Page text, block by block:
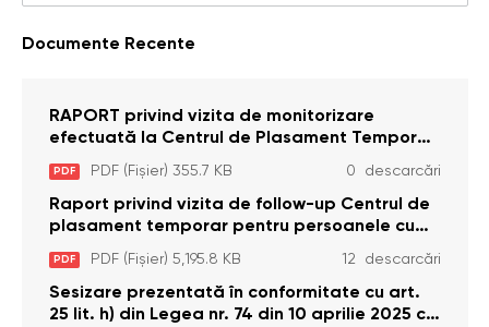
Documente Recente
RAPORT privind vizita de monitorizare
efectuată la Centrul de Plasament Temporar
pentru Persoane cu Dizabilități (Adulte) din s.
Brînzeni, r. Edineț, din data de 25 mai 2026
PDF PDF (Fișier) 355.7 KB 0 descarcări
Raport privind vizita de follow-up Centrul de
plasament temporar pentru persoanele cu
dizabilități (adulte) Bădiceni, Soroca (11 iunie
2026)
PDF PDF (Fișier) 5,195.8 KB 12 descarcări
Sesizare prezentată în conformitate cu art.
25 lit. h) din Legea nr. 74 din 10 aprilie 2025 cu